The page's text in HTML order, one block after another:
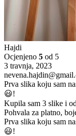
Hajdi
Ocjenjeno 5 od 5
3 travnja, 2023
Prva slika koju sam
😃!
Kupila sam 3 slike i
Pohvala za platno,
Prva slika koju sam
😃!